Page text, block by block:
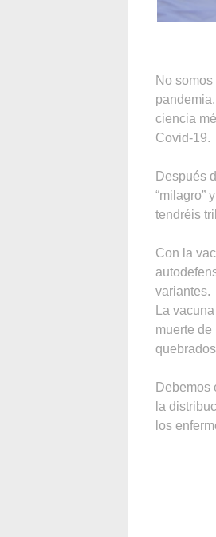
No
ciencia
Covid-19.
Después
“milagro”
tendréis
Con la
variantes.
La
muerte
Debemos
la
los